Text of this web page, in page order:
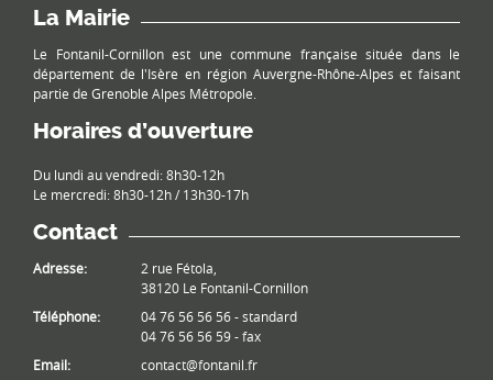
La Mairie
Le Fontanil-Cornillon est une commune française située dans le
département de l'Isère en région Auvergne-Rhône-Alpes et faisant
partie de Grenoble Alpes Métropole.
Horaires d’ouverture
Du lundi au vendredi: 8h30-12h
Le mercredi: 8h30-12h / 13h30-17h
Contact
Adresse:
2 rue Fétola,
38120 Le Fontanil-Cornillon
Téléphone:
04 76 56 56 56 - standard
04 76 56 56 59 - fax
Email:
contact@fontanil.fr